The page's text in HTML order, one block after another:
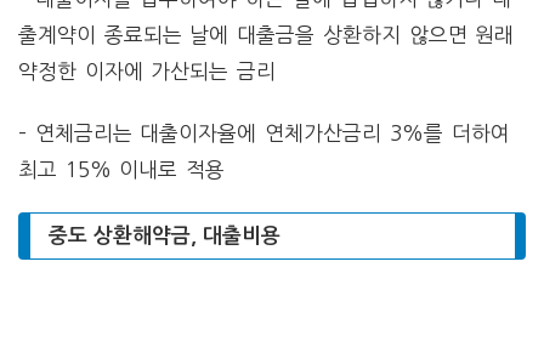
출계약이 종료되는 날에 대출금을 상환하지 않으면 원래
약정한 이자에 가산되는 금리
– 연체금리는 대출이자율에 연체가산금리 3%를 더하여
최고 15% 이내로 적용
중도 상환해약금, 대출비용